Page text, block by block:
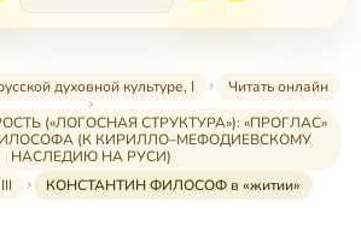
духовной культуре, I
Читать онлайн
(«ЛОГОСНАЯ СТРУКТУРА»): «ПРОГЛАС»
(К КИРИЛЛО–МЕФОДИЕВСКОМУ
НАСЛЕДИЮ НА РУСИ)
КОНСТАНТИН ФИЛОСОФ в «житии»